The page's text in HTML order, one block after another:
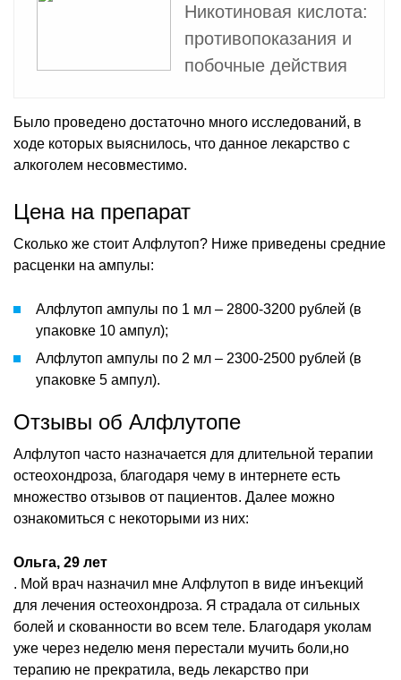
Никотиновая кислота:
противопоказания и
побочные действия
Было проведено достаточно много исследований, в
ходе которых выяснилось, что данное лекарство с
алкоголем несовместимо.
Цена на препарат
Сколько же стоит Алфлутоп? Ниже приведены средние
расценки на ампулы:
Алфлутоп ампулы по 1 мл – 2800-3200 рублей (в
упаковке 10 ампул);
Алфлутоп ампулы по 2 мл – 2300-2500 рублей (в
упаковке 5 ампул).
Отзывы об Алфлутопе
Алфлутоп часто назначается для длительной терапии
остеохондроза, благодаря чему в интернете есть
множество отзывов от пациентов. Далее можно
ознакомиться с некоторыми из них:
Ольга, 29 лет
. Мой врач назначил мне Алфлутоп в виде инъекций
для лечения остеохондроза. Я страдала от сильных
болей и скованности во всем теле. Благодаря уколам
уже через неделю меня перестали мучить боли,но
терапию не прекратила, ведь лекарство при